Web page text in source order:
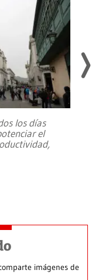
los días
el
imágenes de